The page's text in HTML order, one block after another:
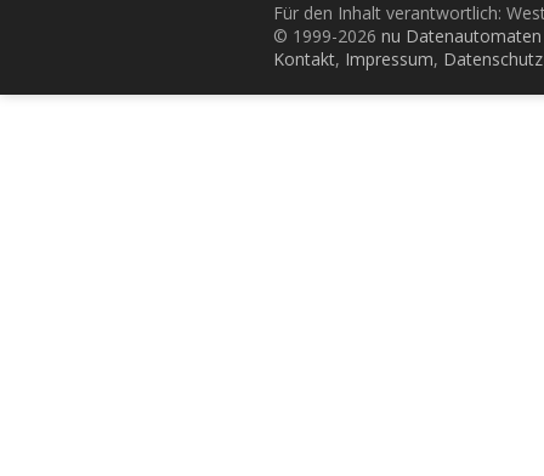
Für den Inhalt verantwortlich:
© 1999-2026 nu
Kontakt, Impressum, Datenschutz